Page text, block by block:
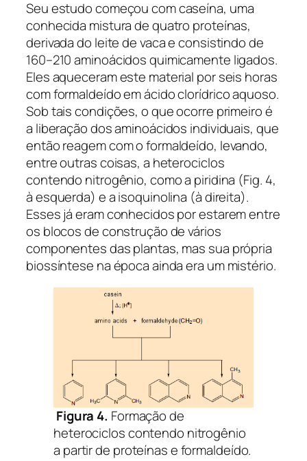
Seu estudo começou com caseína, uma
conhecida mistura de quatro proteínas,
derivada do leite de vaca e consistindo de
160–210 aminoácidos quimicamente ligados.
Eles aqueceram este material por seis horas
com formaldeído em ácido clorídrico aquoso.
Sob tais condições, o que ocorre primeiro é
a liberação dos aminoácidos individuais, que
então reagem com o formaldeído, levando,
entre outras coisas, a heterociclos
contendo nitrogênio, como a piridina (Fig. 4,
à esquerda) e a isoquinolina (à direita).
Esses já eram conhecidos por estarem entre
os blocos de construção de vários
componentes das plantas, mas sua própria
biossíntese na época ainda era um mistério.
Figura 4. Formação de
heterociclos contendo nitrogênio
a partir de proteínas e formaldeído.